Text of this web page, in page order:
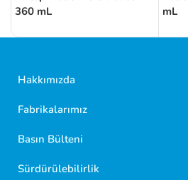
360 mL
mL
Hakkımızda
Fabrikalarımız
Basın Bülteni
SürdürülebilirlikGolf Dondurma Dijital